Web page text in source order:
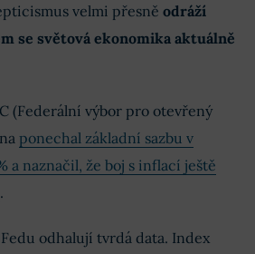
velmi přesně odráží
se světová ekonomika aktuálně
(Federální výbor pro otevřený
ponechal základní sazbu v
a naznačil, že boj s inflací ještě
.
odhalují tvrdá data. Index